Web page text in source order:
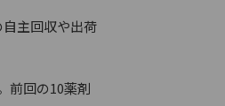
主回収や出荷
前回の10薬剤